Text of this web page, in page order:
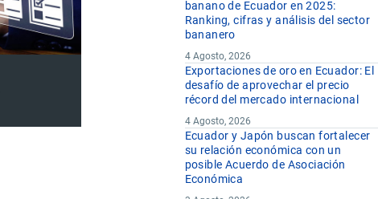
banano de Ecuador en 2025:
Ranking, cifras y análisis del sector
bananero
4 Agosto, 2026
Exportaciones de oro en Ecuador: El
desafío de aprovechar el precio
récord del mercado internacional
4 Agosto, 2026
Ecuador y Japón buscan fortalecer
su relación económica con un
posible Acuerdo de Asociación
Económica